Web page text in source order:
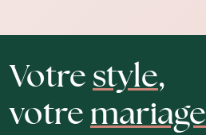
Votrestyle,
votremariage